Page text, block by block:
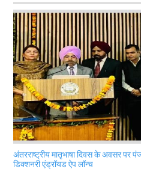
अंतरराष्ट्रीय मातृभाषा दिवस के अवसर पर
डिक्शनरी एंड्रॉयड ऐप लॉन्च